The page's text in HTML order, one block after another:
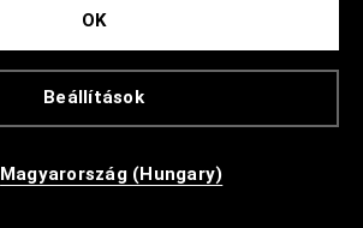
Beállítások
OK
Magyarország (Hungary)